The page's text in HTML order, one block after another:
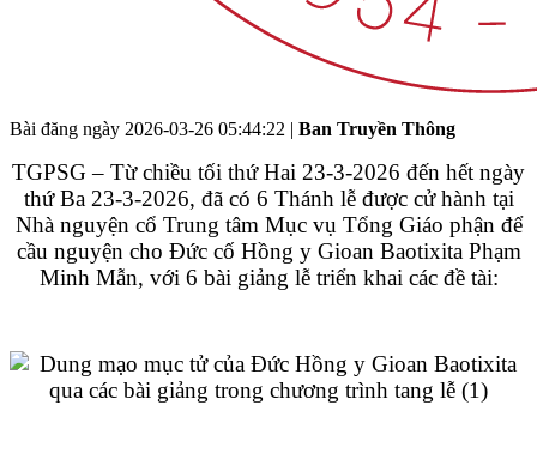
Bài đăng ngày 2026-03-26 05:44:22 | Ban Truyền Thông
TGPSG – Từ chiều tối thứ Hai 23-3-2026 đến hết ngày
thứ Ba 23-3-2026, đã có 6 Thánh lễ được cử hành tại
Nhà nguyện cổ Trung tâm Mục vụ Tổng Giáo phận để
cầu nguyện cho Đức cố Hồng y Gioan Baotixita Phạm
Minh Mẫn, với 6 bài giảng lễ triển khai các đề tài: